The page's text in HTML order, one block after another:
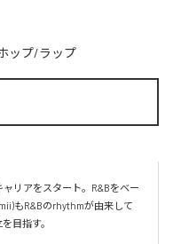
ップ/ラップ
リアをスタート。R&Bをベー
もR&Bのrhythmが由来して
目指す。